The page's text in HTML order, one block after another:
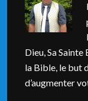
Dieu, Sa Sainte
la Bible, le but
d’augmenter